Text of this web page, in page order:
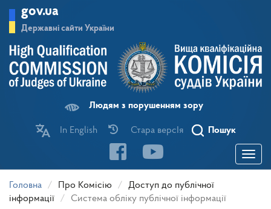
основного
матеріалу
gov.ua
Державні сайти України
Людям з порушенням зору
In English Стара версІя Пошук
Toggle
Головна Про Комісію
Доступ до публічної
інформації
Система обліку публічної інформації